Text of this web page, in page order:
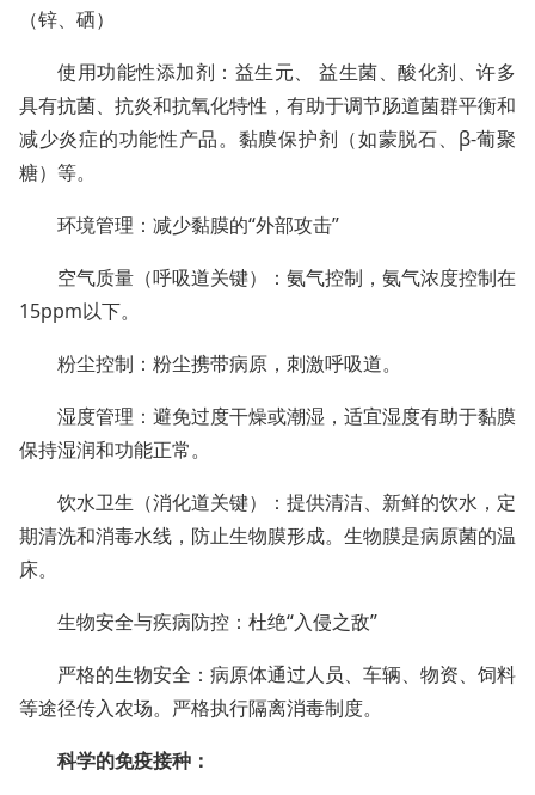
（锌、硒）
使用功能性添加剂：益生元、 益生菌、酸化剂、许多
具有抗菌、抗炎和抗氧化特性，有助于调节肠道菌群平衡和
减少炎症的功能性产品。黏膜保护剂（如蒙脱石、β-葡聚
糖）等。
环境管理：减少黏膜的“外部攻击”
空气质量（呼吸道关键）：氨气控制，氨气浓度控制在
15ppm以下。
粉尘控制：粉尘携带病原，刺激呼吸道。
湿度管理：避免过度干燥或潮湿，适宜湿度有助于黏膜
保持湿润和功能正常。
饮水卫生（消化道关键）：提供清洁、新鲜的饮水，定
期清洗和消毒水线，防止生物膜形成。生物膜是病原菌的温
床。
生物安全与疾病防控：杜绝“入侵之敌”
严格的生物安全：病原体通过人员、车辆、物资、饲料
等途径传入农场。严格执行隔离消毒制度。
科学的免疫接种：